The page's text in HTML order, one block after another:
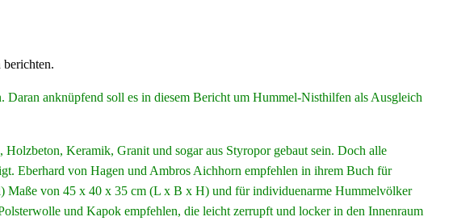
anknüpfend soll es in diesem Bericht um Hummel-Nisthilfen als Ausgleich
Keramik, Granit und sogar aus Styropor gebaut sein. Doch alle
Eberhard von Hagen und Ambros Aichhorn empfehlen in ihrem Buch für
von 45 x 40 x 35 cm (L x B x H) und für individuenarme Hummelvölker
und Kapok empfehlen, die leicht zerrupft und locker in den Innenraum